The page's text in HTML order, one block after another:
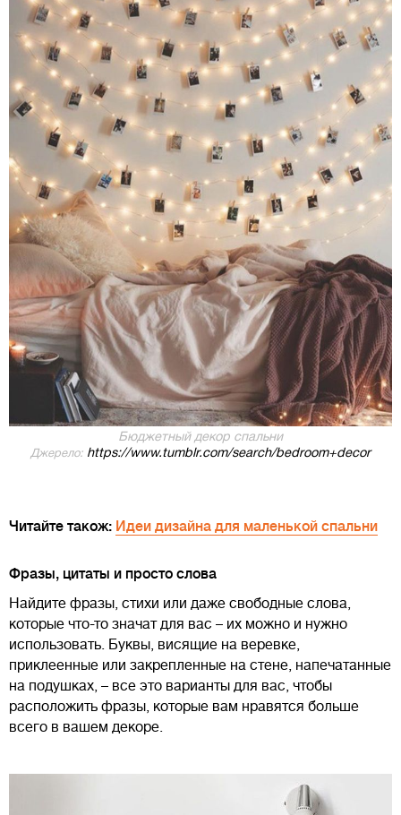
Бюджетный декор спальни
Джерело: https://www.tumblr.com/search/bedroom+decor
Читайте також: Идеи дизайна для маленькой спальни
Фразы, цитаты и просто слова
Найдите фразы, стихи или даже свободные слова,
которые что-то значат для вас – их можно и нужно
использовать. Буквы, висящие на веревке,
приклеенные или закрепленные на стене, напечатанные
на подушках, – все это варианты для вас, чтобы
расположить фразы, которые вам нравятся больше
всего в вашем декоре.